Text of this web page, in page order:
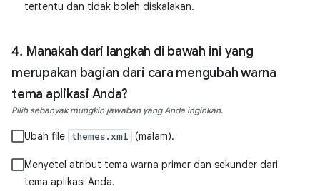
tertentu dan tidak boleh diskalakan.
Manakah dari langkah di bawah ini yang
merupakan bagian dari cara mengubah warna
tema aplikasi Anda?
Pilih sebanyak mungkin jawaban yang Anda inginkan.
Ubah file themes.xml (malam).
Menyetel atribut tema warna primer dan sekunder dari
tema aplikasi Anda.